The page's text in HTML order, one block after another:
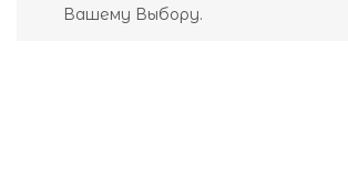
Вашему Выбору.